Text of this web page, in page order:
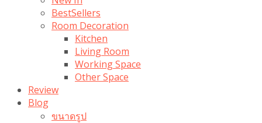
BestSellers
Room Decoration
Kitchen
Living Room
Working Space
Other Space
Review
Blog
ขนาดรูป